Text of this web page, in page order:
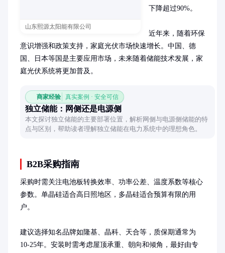
山东熙源太阳能有限公司
下降超过90%。
近年来，随着环保
意识增强和政策支持，家庭光伏市场快速增长。中国、德
国、日本等国是主要应用市场，未来随着储能技术发展，家
庭光伏系统将更加普及。
商家经验 真实案例 · 安全可信
独立储能：网侧还是电源侧
本文探讨独立储能的主要部署位置，解析网侧与电源侧储能的特
点与区别，帮助读者理解独立储能在电力系统中的理想角色。
B2B采购指南
采购时需关注电池板转换效率、功率公差、温度系数等核心
参数。单晶硅适合高日照地区，多晶硅适合预算有限的用
户。
建议选择知名品牌如隆基、晶科、天合等，质保期通常为
10-25年。安装时需考虑屋顶承重、朝向和倾角，最好由专